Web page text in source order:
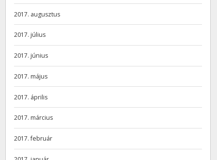
2017. augusztus
2017. július
2017. június
2017. május
2017. április
2017. március
2017. február